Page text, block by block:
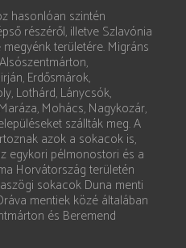
hasonlóan szintén
részéről, illetve Szlavónia
területére. Migráns
Erdősmárok,
Lothárd, Lánycsók,
Mohács, Nagykozár,
szállták meg. A
azok a sokacok is,
egykori pélmonostori és a
Horvátország területén
sokacok Duna menti
mentiek közé általában
és Beremend